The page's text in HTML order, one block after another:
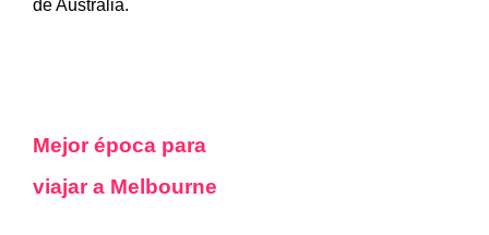
de Australia.
Mejor época para
viajar a Melbourne